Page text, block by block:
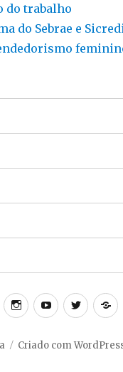
do trabalho
do Sebrae e
Instagram
YoutubeTwitter
Criado com